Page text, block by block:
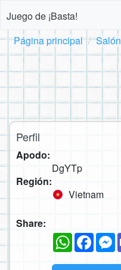
Juego de ¡Basta!
Página principal
Perfil
Apodo:
DgYTp
Región:
Vietnam
Share:
WhatsApp